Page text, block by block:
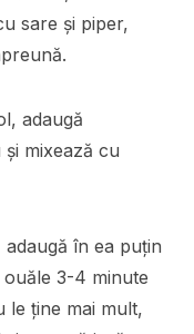
sare și piper,
adaugă
mixează cu
în ea puțin
3-4 minute
le ține mai mult,